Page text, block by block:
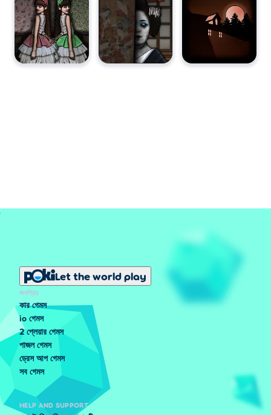
Let the world play
জনপ্রিয়
কার গেমস
io গেমস
2 প্লেয়ার গেমস
পাজল গেমস
ড্রেস আপ গেমস
সব গেমস
HELP AND SUPPORT